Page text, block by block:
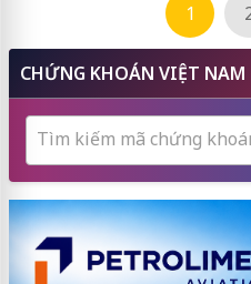
1
CHỨNG KHOÁN VIỆT NAM
Tìm kiếm mã chứng